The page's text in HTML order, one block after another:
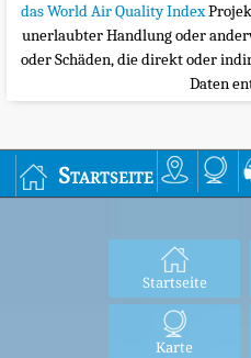
das World Air Quality Index
unerlaubter Handlung oder
oder Schäden, die direkt oder
Daten
Startseite
Startseite
Karte